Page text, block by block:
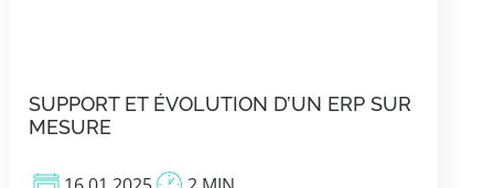
SUPPORT ET ÉVOLUTION D’UN ERP SUR
MESURE